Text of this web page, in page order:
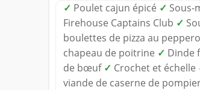
✓ Poulet cajun épicé ✓ Sous-
Firehouse Captains Club ✓
boulettes de pizza au
chapeau de poitrine ✓ Dinde
de bœuf ✓ Crochet et échelle
viande de caserne de